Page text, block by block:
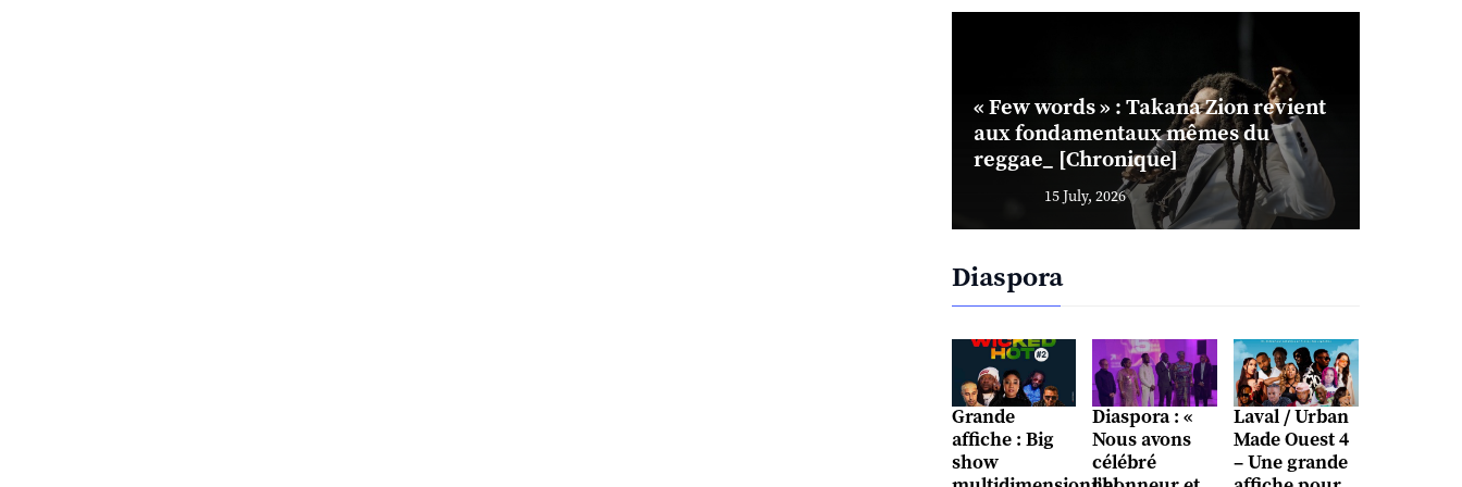
« Few words » : Takana Zion revient
aux fondamentaux mêmes du
reggae_ [Chronique]
15 July, 2026
Diaspora
Grande
affiche : Big
show
Diaspora : «
Nous avons
célébré
Laval / Urban
Made Ouest 4
– Une grande